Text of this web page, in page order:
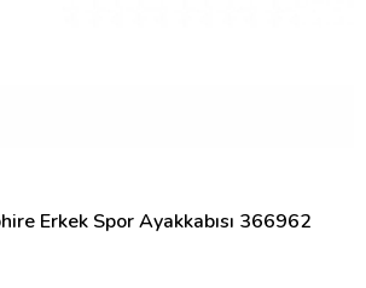
Erkek Spor Ayakkabısı 366962